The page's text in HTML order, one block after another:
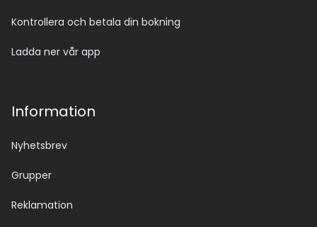
Kontrollera och betala din bokning
Ladda ner vår app
Information
Nyhetsbrev
Grupper
Reklamation